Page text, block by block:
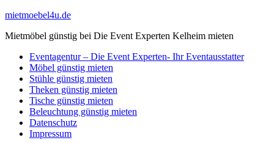
Zum
springen
mietmoebel4u.de
Mietmöbel günstig bei Die Event Experten Kelheim mieten
Eventagentur – Die Event Experten- Ihr Eventausstatter
Möbel günstig mieten
Stühle günstig mieten
Theken günstig mieten
Tische günstig mieten
Beleuchtung günstig mieten
Datenschutz
Impressum